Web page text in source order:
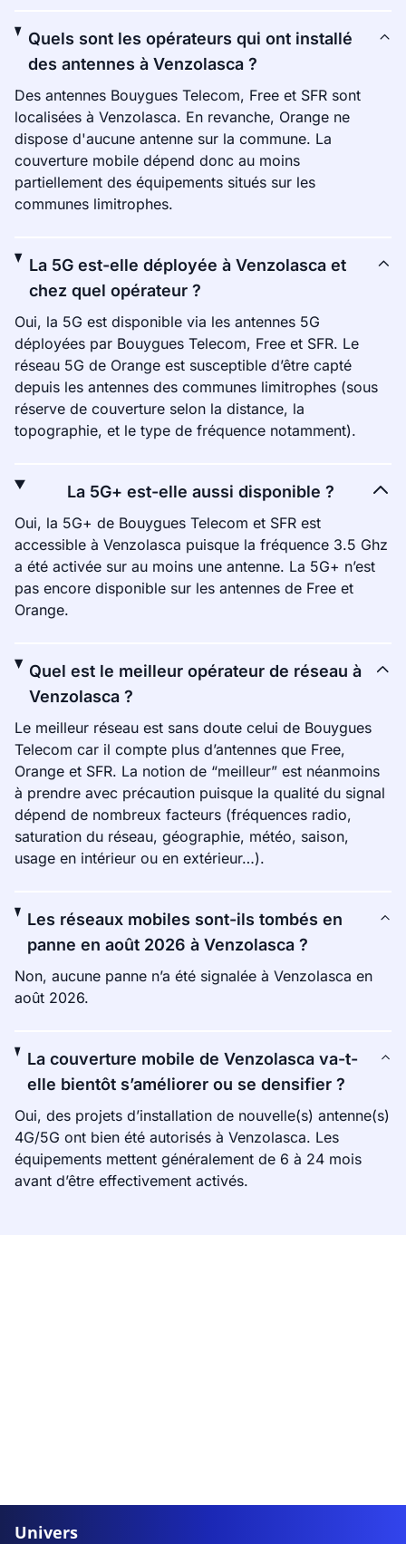
Quels sont les opérateurs qui ont installé
des antennes à Venzolasca ?
Des antennes Bouygues Telecom, Free et SFR sont
localisées à Venzolasca. En revanche, Orange ne
dispose d'aucune antenne sur la commune. La
couverture mobile dépend donc au moins
partiellement des équipements situés sur les
communes limitrophes.
La 5G est-elle déployée à Venzolasca et
chez quel opérateur ?
Oui, la 5G est disponible via les antennes 5G
déployées par Bouygues Telecom, Free et SFR. Le
réseau 5G de Orange est susceptible d’être capté
depuis les antennes des communes limitrophes (sous
réserve de couverture selon la distance, la
topographie, et le type de fréquence notamment).
La 5G+ est-elle aussi disponible ?
Oui, la 5G+ de Bouygues Telecom et SFR est
accessible à Venzolasca puisque la fréquence 3.5 Ghz
a été activée sur au moins une antenne. La 5G+ n’est
pas encore disponible sur les antennes de Free et
Orange.
Quel est le meilleur opérateur de réseau à
Venzolasca ?
Le meilleur réseau est sans doute celui de Bouygues
Telecom car il compte plus d’antennes que Free,
Orange et SFR. La notion de “meilleur” est néanmoins
à prendre avec précaution puisque la qualité du signal
dépend de nombreux facteurs (fréquences radio,
saturation du réseau, géographie, météo, saison,
usage en intérieur ou en extérieur…).
Les réseaux mobiles sont-ils tombés en
panne en août 2026 à Venzolasca ?
Non, aucune panne n’a été signalée à Venzolasca en
août 2026.
La couverture mobile de Venzolasca va-t-
elle bientôt s’améliorer ou se densifier ?
Oui, des projets d’installation de nouvelle(s) antenne(s)
4G/5G ont bien été autorisés à Venzolasca. Les
équipements mettent généralement de 6 à 24 mois
avant d’être effectivement activés.
Univers